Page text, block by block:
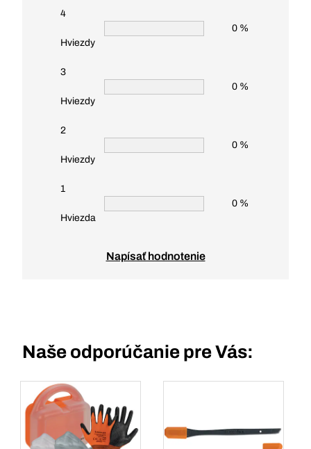
4
Hviezdy
0 %
3
Hviezdy
0 %
2
Hviezdy
0 %
1
Hviezda
0 %
Napísať hodnotenie
Naše odporúčanie pre Vás: